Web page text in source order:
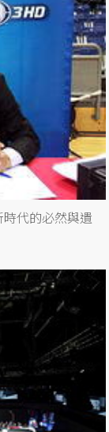
代的必然與遺